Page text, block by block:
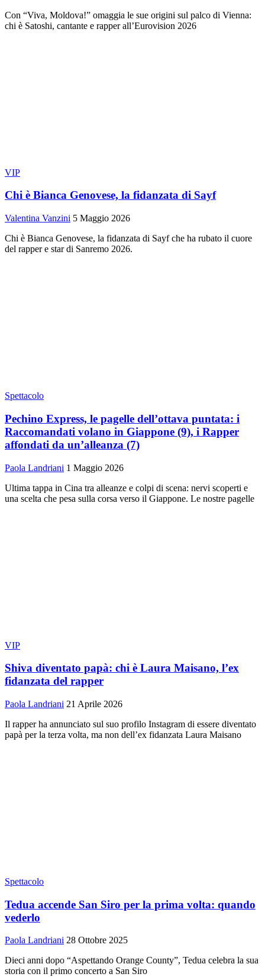
Con “Viva, Moldova!” omaggia le sue origini sul palco di Vienna:
chi è Satoshi, cantante e rapper all’Eurovision 2026
VIP
Chi è Bianca Genovese, la fidanzata di Sayf
Valentina Vanzini 5 Maggio 2026
Chi è Bianca Genovese, la fidanzata di Sayf che ha rubato il cuore
del rapper e star di Sanremo 2026.
Spettacolo
Pechino Express, le pagelle dell’ottava puntata: i
Raccomandati volano in Giappone (9), i Rapper
affondati da un’alleanza (7)
Paola Landriani 1 Maggio 2026
Ultima tappa in Cina tra alleanze e colpi di scena: nervi scoperti e
una scelta che pesa sulla corsa verso il Giappone. Le nostre pagelle
VIP
Shiva diventato papà: chi è Laura Maisano, l’ex
fidanzata del rapper
Paola Landriani 21 Aprile 2026
Il rapper ha annunciato sul suo profilo Instagram di essere diventato
papà per la terza volta, ma non dell’ex fidanzata Laura Maisano
Spettacolo
Tedua accende San Siro per la prima volta: quando
vederlo
Paola Landriani 28 Ottobre 2025
Dieci anni dopo “Aspettando Orange County”, Tedua celebra la sua
storia con il primo concerto a San Siro